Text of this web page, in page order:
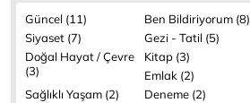
Güncel (11)
Ben Bildiriyorum (8)
Siyaset (7)
Gezi - Tatil (5)
Doğal Hayat / Çevre
(3)
Kitap (3)
Emlak (2)
Sağlıklı Yaşam (2)
Deneme (2)